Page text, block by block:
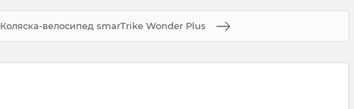
Коляска-велосипед smarTrike Wonder Plus